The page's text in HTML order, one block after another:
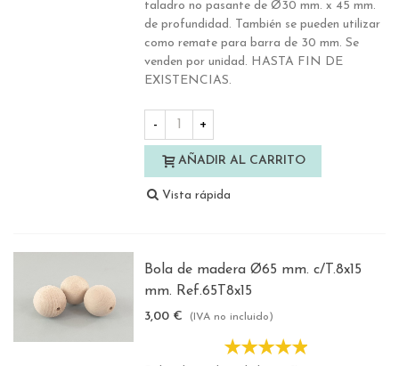
taladro no pasante de Ø30 mm. x 45 mm.
de profundidad. También se pueden utilizar
como remate para barra de 30 mm. Se
venden por unidad. HASTA FIN DE
EXISTENCIAS.
- +
AÑADIR AL CARRITO
Vista rápida
Bola de madera Ø65 mm. c/T.8x15
mm. Ref.65T8x15
3,00 € (IVA no incluido)